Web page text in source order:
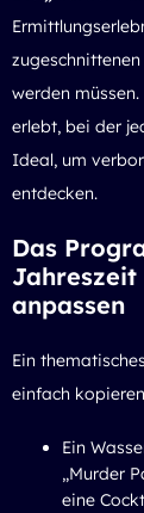
werden
erlebt, bei der
Ideal, um
entdecken.
Das
anpassen
Ein
einfach
Ein
„Murder
eine